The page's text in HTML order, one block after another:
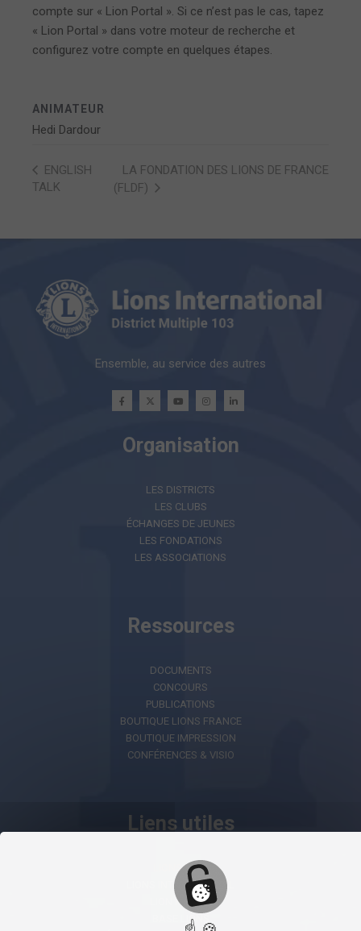
compte sur « Lion Portal ». Si ce n’est pas le cas, tapez
« Lion Portal » dans votre moteur de recherche et
configurez votre compte en quelques étapes.
ANIMATEUR
Hedi Dardour
ENGLISH
TALK
LA FONDATION DES LIONS DE FRANCE
(FLDF)
Ensemble, au service des autres
Organisation
LES DISTRICTS
LES CLUBS
ÉCHANGES DE JEUNES
LES FONDATIONS
LES ASSOCIATIONS
Ressources
DOCUMENTS
CONCOURS
PUBLICATIONS
BOUTIQUE LIONS FRANCE
BOUTIQUE IMPRESSION
CONFÉRENCES & VISIO
Liens utiles
LIONS AI
LIONS INTERNATIONAL
LION PORTAL
BASE LIONS